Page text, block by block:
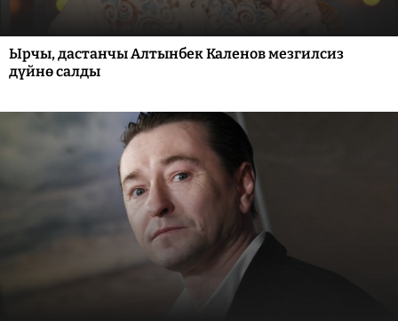
Ырчы, дастанчы Алтынбек Каленов мезгилсиз
дүйнө салды